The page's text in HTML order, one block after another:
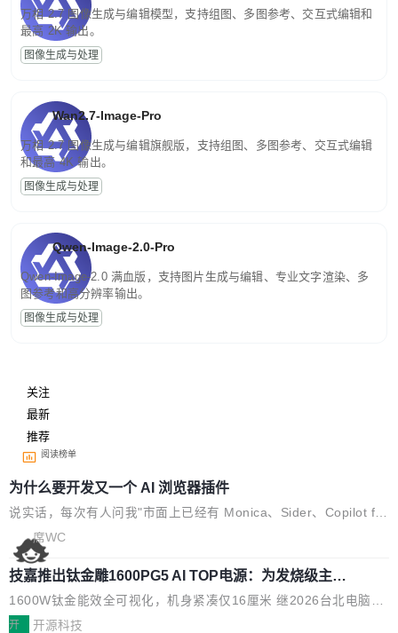
万相 2.7 图像生成与编辑模型，支持组图、多图参考、交互式编辑和
最高 2K 输出。
图像生成与处理
Wan2.7-Image-Pro
万相 2.7 图像生成与编辑旗舰版，支持组图、多图参考、交互式编辑
和最高 4K 输出。
图像生成与处理
Qwen-Image-2.0-Pro
Qwen-Image-2.0 满血版，支持图片生成与编辑、专业文字渲染、多
图参考和高分辨率输出。
图像生成与处理
关注
最新
推荐
阅读榜单
为什么要开发又一个 AI 浏览器插件
说实话，每次有人问我"市面上已经有 Monica、Sider、Copilot for
Chrome 这些 AI 浏览器插件了，你为什么还要再做一个"，我都觉
得这个问题问得好。 因为我自己也是从用户变成开发者的。 现有
产品的天花板 我用过不少 AI 浏览器插件。刚开始觉得都挺好——
选中一段文字，弹出解释；写邮件时帮你润色；看英文网页给你翻
译摘要。但用久了你会发现，它们本质上都是同一类东西：一个带
席WC
技嘉推出钛金雕1600PG5 AI TOP电源：为发烧级主机
与本地AI算力打造旗舰供电方案
1600W钛金能效全可视化，机身紧凑仅16厘米 继2026台北电脑展
首度亮相后，技嘉科技近日正式发布钛金雕1600PG5 AI TOP电
开 开源科技